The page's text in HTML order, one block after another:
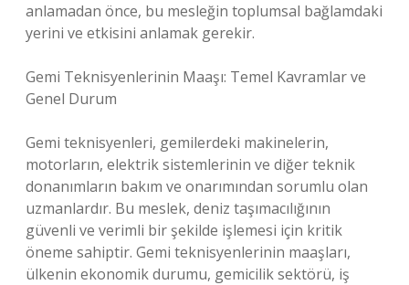
anlamadan önce, bu mesleğin toplumsal bağlamdaki
yerini ve etkisini anlamak gerekir.
Gemi Teknisyenlerinin Maaşı: Temel Kavramlar ve
Genel Durum
Gemi teknisyenleri, gemilerdeki makinelerin,
motorların, elektrik sistemlerinin ve diğer teknik
donanımların bakım ve onarımından sorumlu olan
uzmanlardır. Bu meslek, deniz taşımacılığının
güvenli ve verimli bir şekilde işlemesi için kritik
öneme sahiptir. Gemi teknisyenlerinin maaşları,
ülkenin ekonomik durumu, gemicilik sektörü, iş